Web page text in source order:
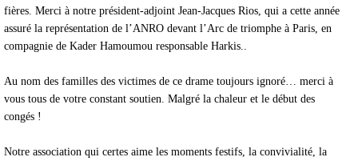
fières. Merci à notre président-adjoint Jean-Jacques Rios, qui a cette année
assuré la représentation de l’ANRO devant l’Arc de triomphe à Paris, en
compagnie de Kader Hamoumou responsable Harkis..
Au nom des familles des victimes de ce drame toujours ignoré… merci à
vous tous de votre constant soutien. Malgré la chaleur et le début des
congés !
Notre association qui certes aime les moments festifs, la convivialité, la